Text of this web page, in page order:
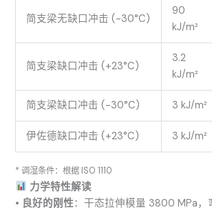
简支梁无缺口冲击 (-30°C)
90
kJ/m²
简支梁缺口冲击 (+23°C)
3.2
kJ/m²
简支梁缺口冲击 (-30°C) 3 kJ/m²
伊佐德缺口冲击 (+23°C) 3 kJ/m²
* 调湿条件：根据 ISO 1110
力学特性解读
• 良好的刚性：干态拉伸模量 3800 MPa